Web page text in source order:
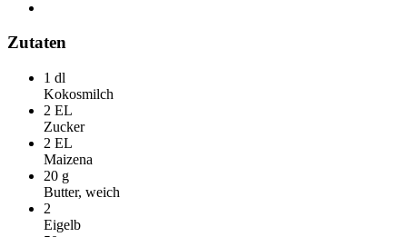
Zutaten
1 dl
Kokosmilch
2 EL
Zucker
2 EL
Maizena
20 g
Butter, weich
2
Eigelb